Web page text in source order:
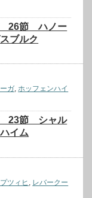
26節 ハノー
ブルク
ガ,ホッフェンハイ
23節 シャル
イム
ツィヒ
レバークー